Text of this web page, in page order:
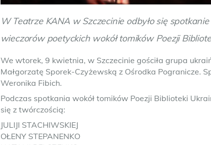
W Teatrze KANA w Szczecinie odbyło się
wieczorów poetyckich wokół tomików Poezji
We wtorek, 9 kwietnia, w Szczecinie gościła grupa
Małgorzatę Sporek-Czyżewską z Ośrodka Pogranicze.
Weronika Fibich.
Podczas spotkania wokół tomików Poezji Biblioteki
się z twórczością:
JULIJI STACHIWSKIEJ
OŁENY STEPANENKO